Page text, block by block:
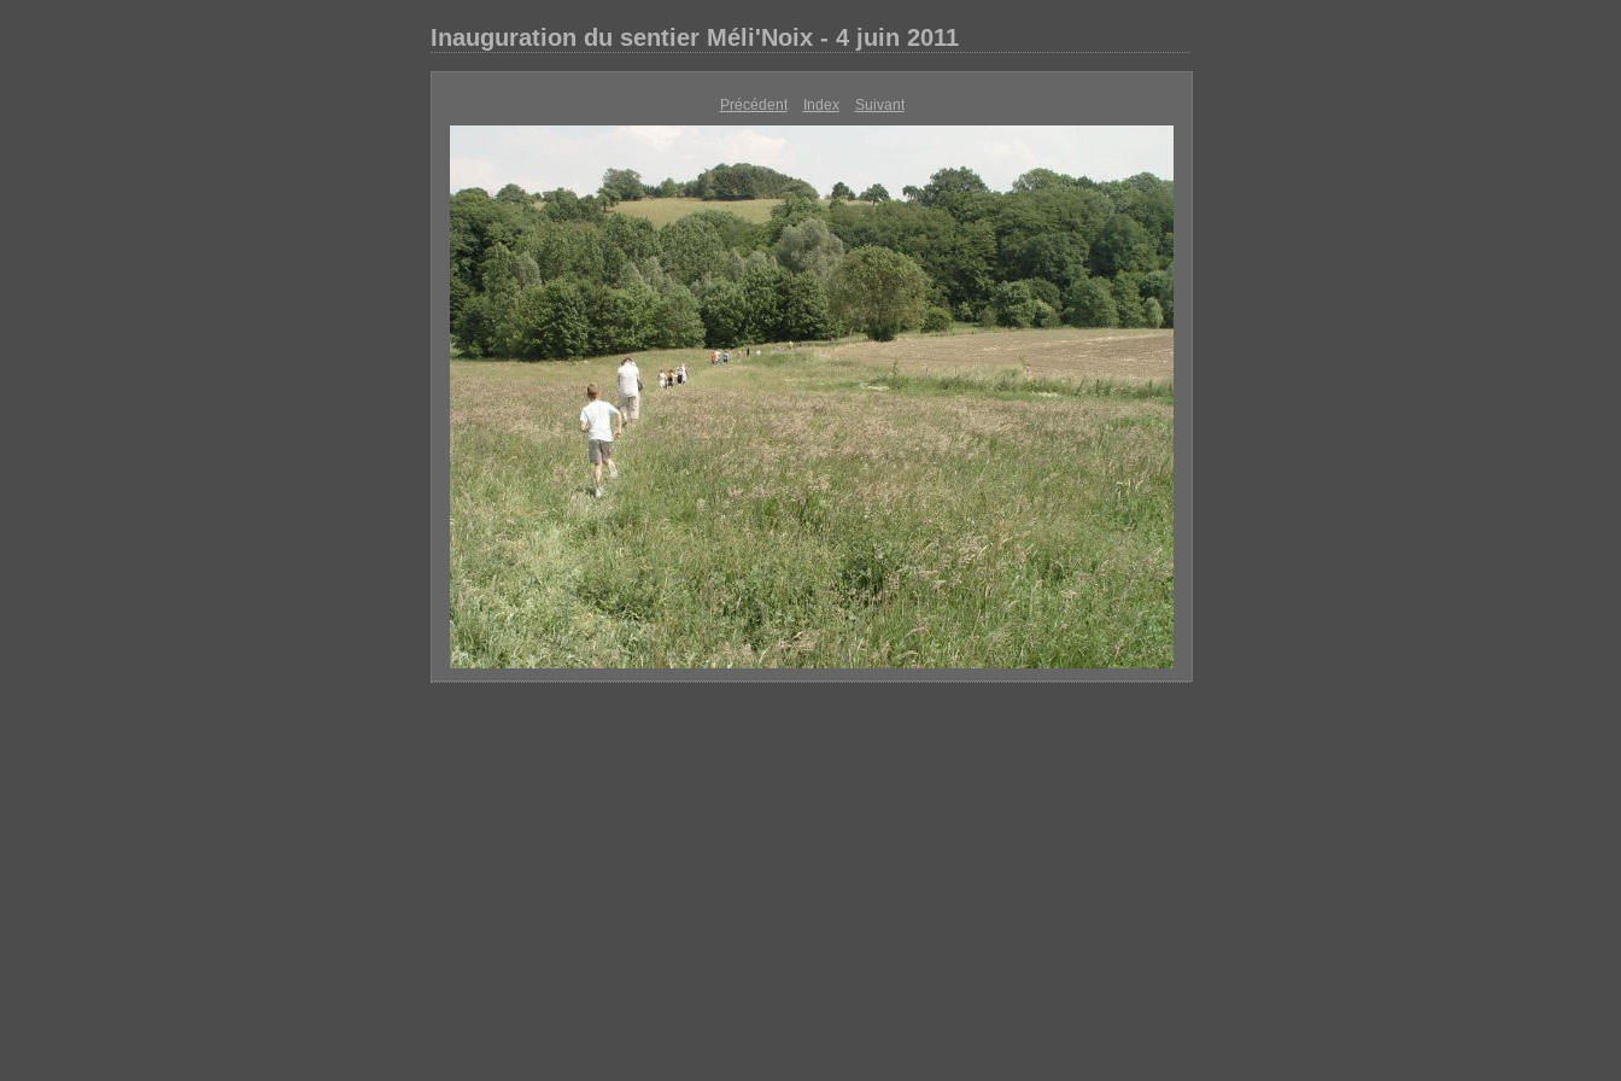
Inauguration du sentier Méli'Noix - 4 juin 2011
Précédent Index Suivant